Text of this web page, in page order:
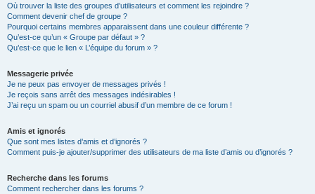
Où trouver la liste des groupes d’utilisateurs et comment les rejoindre ?
Comment devenir chef de groupe ?
Pourquoi certains membres apparaissent dans une couleur différente ?
Qu’est-ce qu’un « Groupe par défaut » ?
Qu’est-ce que le lien « L’équipe du forum » ?
Messagerie privée
Je ne peux pas envoyer de messages privés !
Je reçois sans arrêt des messages indésirables !
J’ai reçu un spam ou un courriel abusif d’un membre de ce forum !
Amis et ignorés
Que sont mes listes d’amis et d’ignorés ?
Comment puis-je ajouter/supprimer des utilisateurs de ma liste d’amis ou d’ignorés ?
Recherche dans les forums
Comment rechercher dans les forums ?